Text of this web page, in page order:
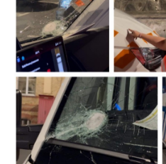
Adaugă aici
textul pentru
textul pentru
textul